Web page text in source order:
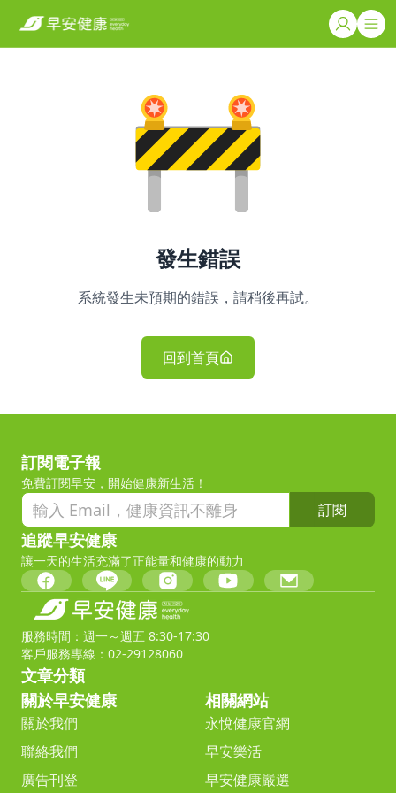
發生錯誤
系統發生未預期的錯誤，請稍後再試。
回到首頁
訂閱電子報
免費訂閱早安，開始健康新生活！
訂閱
追蹤早安健康
讓一天的生活充滿了正能量和健康的動力
服務時間：週一～週五 8:30-17:30
客戶服務專線：02-29128060
文章分類
關於早安健康
關於我們
聯絡我們
廣告刊登
相關網站
永悅健康官網
早安樂活
早安健康嚴選